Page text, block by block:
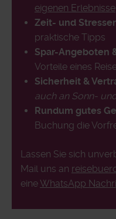
eigenen Erlebnisse
Zeit- und
praktische Tipps
Spar-Angeboten
Vorteile eines
Sicherheit &
auch an Sonn-
Rundum gutes
Buchung die
Lassen Sie sich
Mail uns an
eineWhatsApp